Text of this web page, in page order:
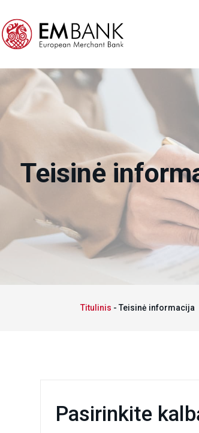
Teisinė
Titulinis -Teisinė informacija
Pasirinkite